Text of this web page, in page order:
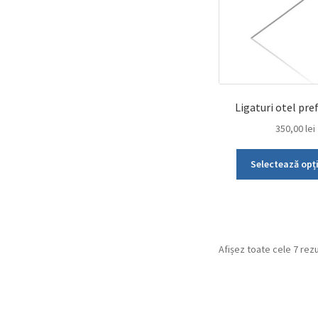
Ligaturi otel
350,00lei
Selectează
Afișez toate cele 7